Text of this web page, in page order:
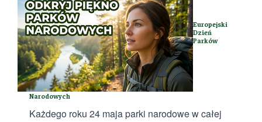
Europejski
Dzień
Parków
Narodowych
Każdego roku 24 maja parki narodowe w całej